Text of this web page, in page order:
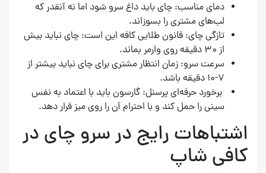
دمای مناسب: چای باید داغ سرو شود اما نه آنقدر که
لب‌های مشتری را بسوزاند.
تازگی چای: قانون طلایی کافه این است: چای نباید بیش
از ۳۰ دقیقه روی وارمر بماند.
سرعت سرو: زمان انتظار مشتری برای چای نباید بیشتر از
۷-۱۰ دقیقه باشد.
برخورد حرفه‌ای پرسنل: گارسون باید با اعتماد به نفس
سینی را حمل کند و با احترام آن را روی میز قرار دهد.
اشتباهات رایج در سرو چای در
کافی شاپ